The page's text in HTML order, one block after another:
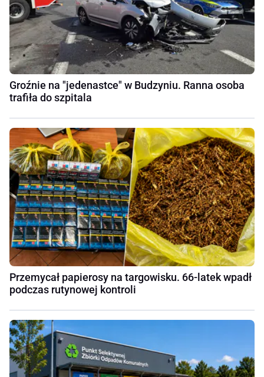
Groźnie na "jedenastce" w Budzyniu. Ranna osoba
trafiła do szpitala
Przemycał papierosy na targowisku. 66-latek wpadł
podczas rutynowej kontroli